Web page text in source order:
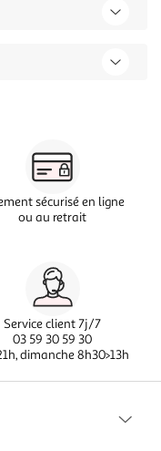
sécurisé en ligne
ou au retrait
Service client 7j/7
03 59 30 59 30
dimanche 8h30>13h